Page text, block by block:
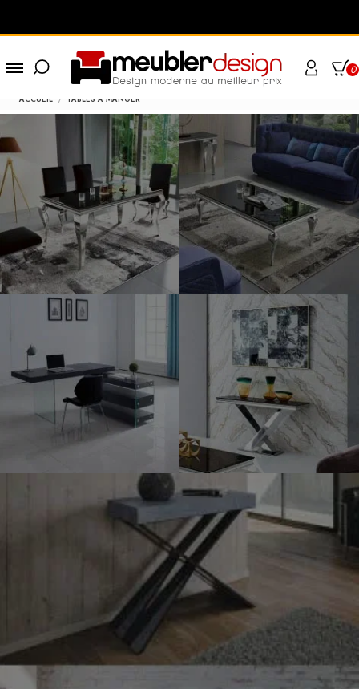
0
ACCUEIL TABLES À MANGER
TABLES À
MANGER
TABLES BASSE
TABLES DE
BUREAU
CONSOLES